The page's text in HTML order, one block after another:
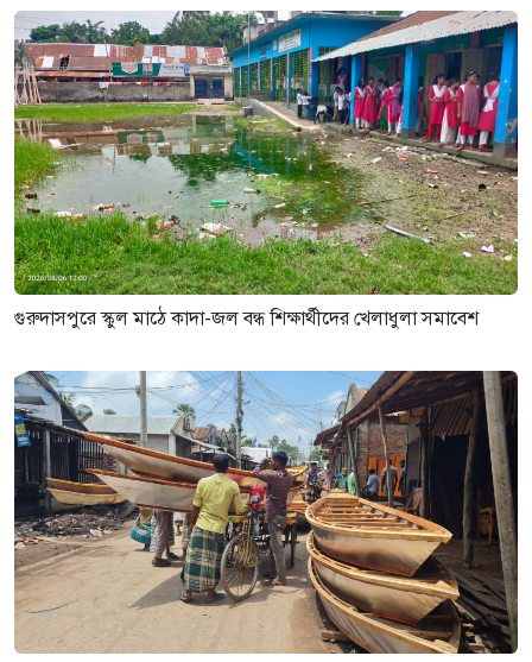
গুরুদাসপুরে স্কুল মাঠে কাদা-জল বন্ধ শিক্ষার্থীদের খেলাধুলা সমাবেশ